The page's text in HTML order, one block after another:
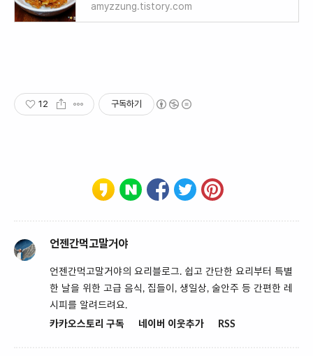
amyzzung.tistory.com
12 구독하기
언젠간먹고말거야
언젠간먹고말거야의 요리블로그. 쉽고 간단한 요리부터 특별
한 날을 위한 고급 음식, 집들이, 생일상, 술안주 등 간편한 레
시피를 알려드려요.
카카오스토리 구독
네이버 이웃추가 RSS